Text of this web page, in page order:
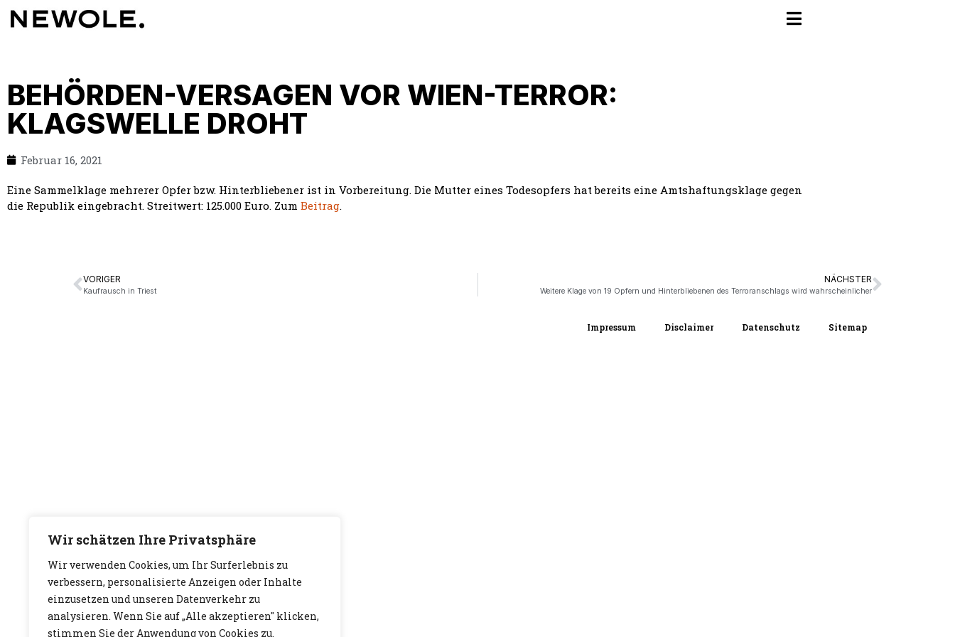
Wir schätzen Ihre Privatsphäre
Wir verwenden Cookies, um Ihr Surferlebnis zu
verbessern, personalisierte Anzeigen oder Inhalte
einzusetzen und unseren Datenverkehr zu
analysieren. Wenn Sie auf „Alle akzeptieren" klicken,
stimmen Sie der Anwendung von Cookies zu.
BEHÖRDEN-VERSAGEN VOR WIEN-TERROR:
KLAGSWELLE DROHT
Februar 16, 2021
Eine Sammelklage mehrerer Opfer bzw. Hinterbliebener ist in Vorbereitung. Die Mutter eines Todesopfers hat bereits eine Amtshaftungsklage gegen
die Republik eingebracht. Streitwert: 125.000 Euro. Zum Beitrag.
VORIGER
Kaufrausch in Triest
NÄCHSTER
Weitere Klage von 19 Opfern und Hinterbliebenen des Terroranschlags wird wahrscheinlicher
Impressum Disclaimer Datenschutz Sitemap